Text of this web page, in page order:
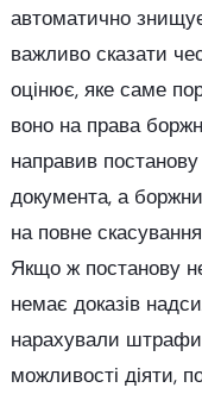
автоматично
важливо сказати
оцінює, яке саме
воно на права
направив
документа, а
на повне
Якщо ж постанову
немає доказів
нарахували
можливості діяти,